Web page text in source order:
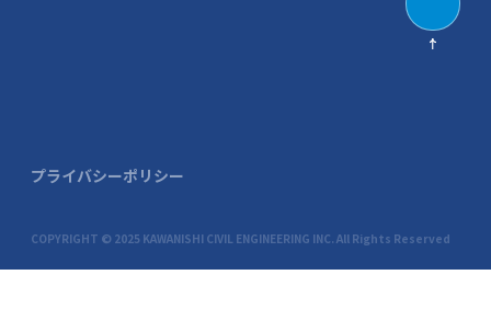
COPYRIGHT © 2025 KAWANISHI CIVIL ENGINEERING INC. All Rights Reserved
プライバシーポリシー